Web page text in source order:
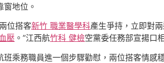
窗地位。
位搭客新竹 職業醫學科產生爭持，立即對
壓 。”江西航竹科 健檢空黨委任務部宣揚口
班乘務職員進一個步驟勸慰，兩位搭客情感